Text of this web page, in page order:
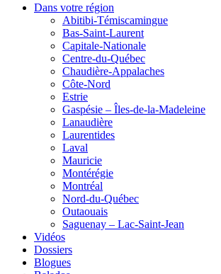
Dans votre région
Abitibi-Témiscamingue
Bas-Saint-Laurent
Capitale-Nationale
Centre-du-Québec
Chaudière-Appalaches
Côte-Nord
Estrie
Gaspésie – Îles-de-la-Madeleine
Lanaudière
Laurentides
Laval
Mauricie
Montérégie
Montréal
Nord-du-Québec
Outaouais
Saguenay – Lac-Saint-Jean
Vidéos
Dossiers
Blogues